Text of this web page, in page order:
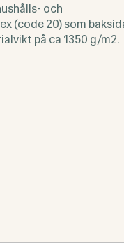
och
(code 20) som
på ca 1350 g/m2.